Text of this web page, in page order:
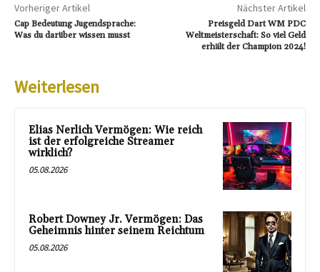
Vorheriger Artikel
Cap Bedeutung Jugendsprache:
Was du darüber wissen musst
Nächster Artikel
Preisgeld Dart WM PDC
Weltmeisterschaft: So viel Geld
erhält der Champion 2024!
Weiterlesen
Elias Nerlich Vermögen: Wie reich
ist der erfolgreiche Streamer
wirklich?
05.08.2026
Robert Downey Jr. Vermögen: Das
Geheimnis hinter seinem Reichtum
05.08.2026